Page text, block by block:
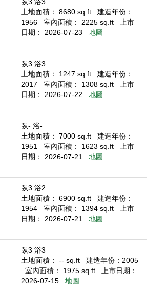
土地面積： 8680 sq.ft
建造年份：
1956
室內面積： 2225 sq.ft
上市
日期： 2026-07-23
地圖
臥3 浴3
土地面積： 1247 sq.ft
建造年份：
2017
室內面積： 1308 sq.ft
上市
日期： 2026-07-22
地圖
臥- 浴-
土地面積： 7000 sq.ft
建造年份：
1951
室內面積： 1623 sq.ft
上市
日期： 2026-07-21
地圖
臥3 浴2
土地面積： 6900 sq.ft
建造年份：
1954
室內面積： 1394 sq.ft
上市
日期： 2026-07-21
地圖
臥3 浴3
土地面積： -- sq.ft
建造年份：2005
室內面積： 1975 sq.ft
上市日期：
2026-07-15
地圖